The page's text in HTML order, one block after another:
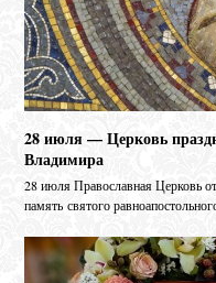
28 июля — Церковь
Владимира
28 июля Православная Церковь
память святого